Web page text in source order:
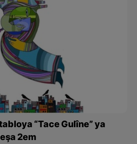
“Tace Gulîne” ya
2em